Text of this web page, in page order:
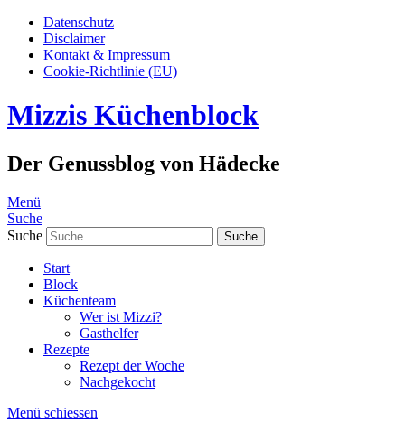
Datenschutz
Disclaimer
Kontakt & Impressum
Cookie-Richtlinie (EU)
Mizzis Küchenblock
Der Genussblog von Hädecke
Menü
Suche
Suche
Start
Block
Küchenteam
Wer ist Mizzi?
Gasthelfer
Rezepte
Rezept der Woche
Nachgekocht
Menü schiessen